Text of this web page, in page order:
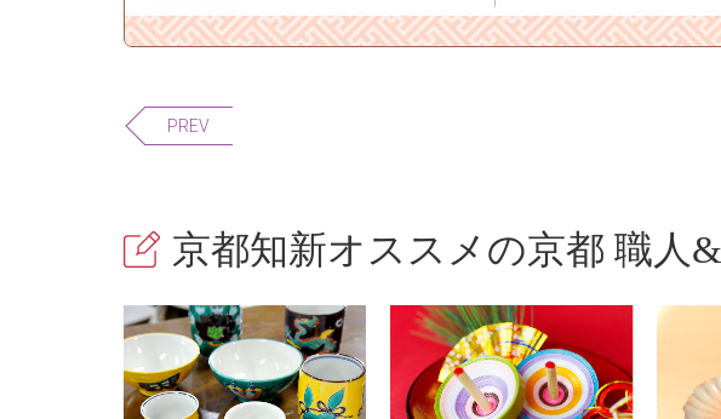
V
d
e
PREV
京都知新オススメの京都 職人